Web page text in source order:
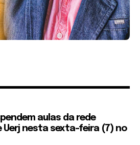
aulas da rede
Uerj nesta sexta-feira (7) no